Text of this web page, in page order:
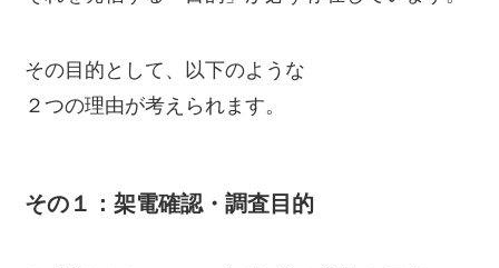
その目的として、以下のような
２つの理由が考えられます。
その１：架電確認・調査目的